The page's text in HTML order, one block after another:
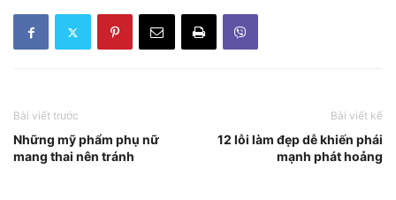
Bài viết trước
Những mỹ phẩm phụ nữ
mang thai nên tránh
Bài viết kế
12 lỗi làm đẹp dễ khiến phái
mạnh phát hoảng